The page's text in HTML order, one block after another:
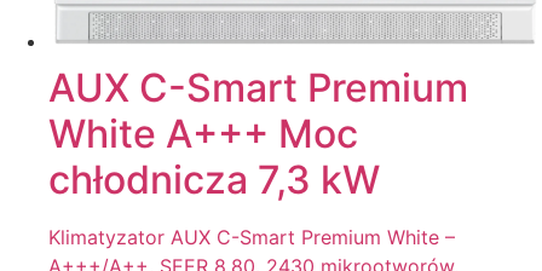
AUX C-Smart Premium
White A+++ Moc
chłodnicza 7,3 kW
Klimatyzator AUX C-Smart Premium White –